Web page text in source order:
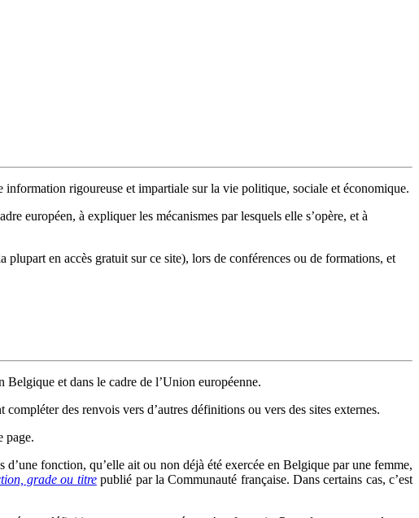
rigoureuse et impartiale sur la vie politique, sociale et économique.
européen, à expliquer les mécanismes par lesquels elle s’opère, et à
en accès gratuit sur ce site), lors de conférences ou de formations, et
et dans le cadre de l’Union européenne.
des renvois vers d’autres définitions ou vers des sites externes.
page.
fonction, qu’elle ait ou non déjà été exercée en Belgique par une femme,
grade ou titrepublié par la Communauté française. Dans certains cas, c’est